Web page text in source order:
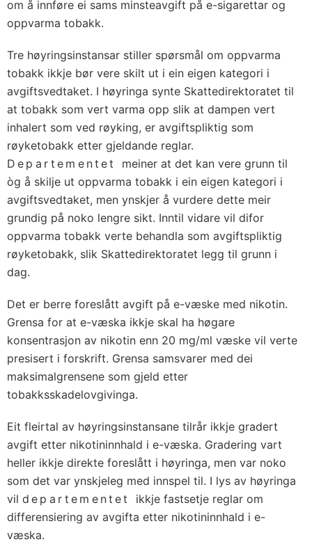
om å innføre ei sams minsteavgift på e-sigarettar og
oppvarma tobakk.
Tre høyringsinstansar stiller spørsmål om oppvarma
tobakk ikkje bør vere skilt ut i ein eigen kategori i
avgiftsvedtaket. I høyringa synte Skattedirektoratet til
at tobakk som vert varma opp slik at dampen vert
inhalert som ved røyking, er avgiftspliktig som
røyketobakk etter gjeldande reglar.
Departementet meiner at det kan vere grunn til
òg å skilje ut oppvarma tobakk i ein eigen kategori i
avgiftsvedtaket, men ynskjer å vurdere dette meir
grundig på noko lengre sikt. Inntil vidare vil difor
oppvarma tobakk verte behandla som avgiftspliktig
røyketobakk, slik Skattedirektoratet legg til grunn i
dag.
Det er berre foreslått avgift på e-væske med nikotin.
Grensa for at e-væska ikkje skal ha høgare
konsentrasjon av nikotin enn 20 mg/ml væske vil verte
presisert i forskrift. Grensa samsvarer med dei
maksimalgrensene som gjeld etter
tobakksskadelovgivinga.
Eit fleirtal av høyringsinstansane tilrår ikkje gradert
avgift etter nikotininnhald i e-væska. Gradering vart
heller ikkje direkte foreslått i høyringa, men var noko
som det var ynskjeleg med innspel til. I lys av høyringa
vil departementet ikkje fastsetje reglar om
differensiering av avgifta etter nikotininnhald i e-
væska.